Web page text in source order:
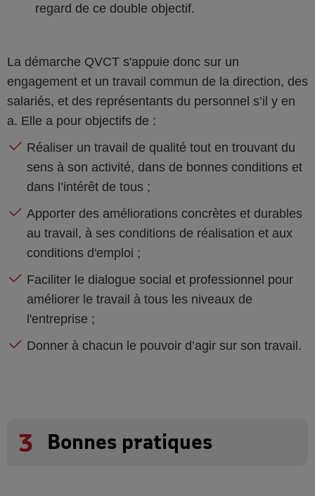
regard de ce double objectif.
La démarche QVCT s'appuie donc sur un
engagement et un travail commun de la direction, des
salariés, et des représentants du personnel s’il y en
a. Elle a pour objectifs de :
Réaliser un travail de qualité tout en trouvant du
sens à son activité, dans de bonnes conditions et
dans l’intérêt de tous ;
Apporter des améliorations concrètes et durables
au travail, à ses conditions de réalisation et aux
conditions d'emploi ;
Faciliter le dialogue social et professionnel pour
améliorer le travail à tous les niveaux de
l'entreprise ;
Donner à chacun le pouvoir d’agir sur son travail.
3 Bonnes pratiques